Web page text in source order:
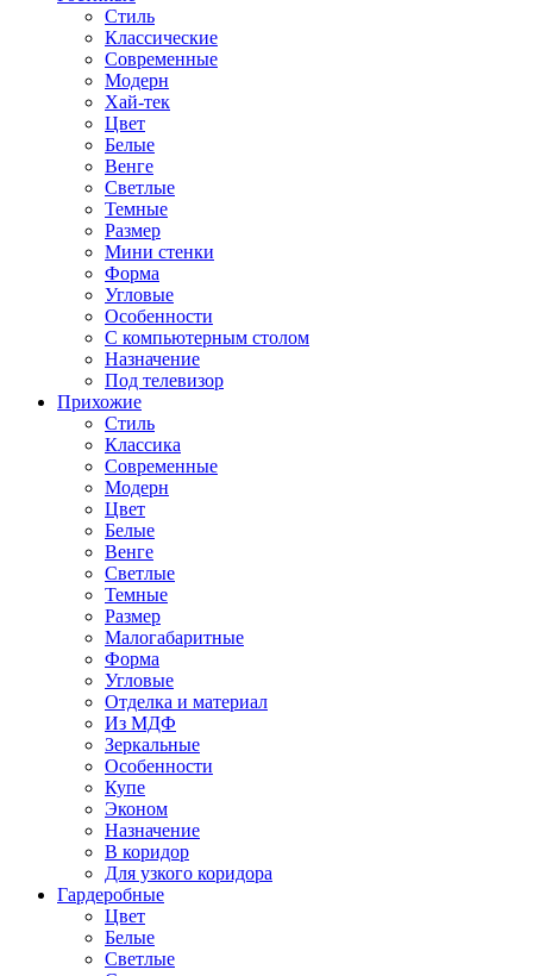
Стиль
Классические
Современные
Модерн
Хай-тек
Цвет
Белые
Венге
Светлые
Темные
Размер
Мини стенки
Форма
Угловые
Особенности
С компьютерным столом
Назначение
Под телевизор
Прихожие
Стиль
Классика
Современные
Модерн
Цвет
Белые
Венге
Светлые
Темные
Размер
Малогабаритные
Форма
Угловые
Отделка и материал
Из МДФ
Зеркальные
Особенности
Купе
Эконом
Назначение
В коридор
Для узкого коридора
Гардеробные
Цвет
Белые
Светлые